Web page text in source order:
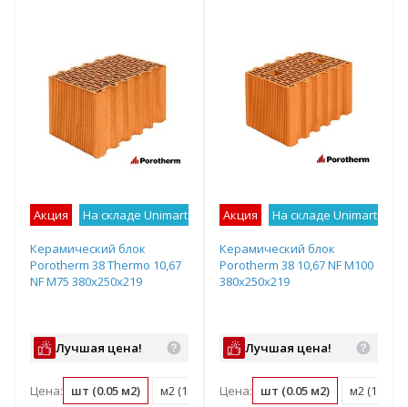
Акция На складе Unimart Лучшее предложение
Керамический блок
Porotherm 38 Thermo 10,67
NF М75 380х250х219
Лучшая цена!
Цена: шт (0.05 м2) м2 (18.3 шт) м3 (48.1 шт) поддон (60
Акция На складе Unimart
Керамический блок
Porotherm 38 10,67 NF М100
380х250х219
Лучшая цена!
Цена: шт (0.05 м2) м2 (18.3